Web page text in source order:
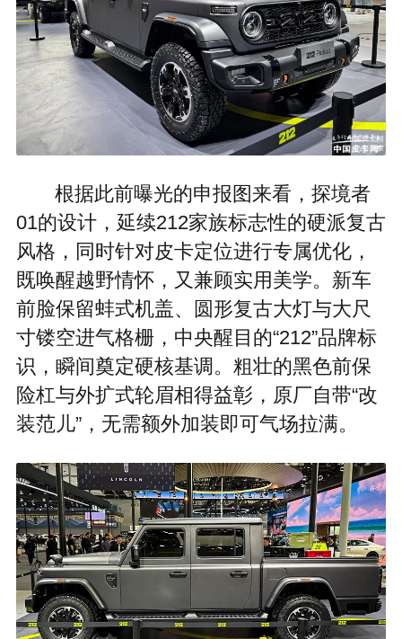
根据此前曝光的申报图来看，探境者
01的设计，延续212家族标志性的硬派复古
风格，同时针对皮卡定位进行专属优化，
既唤醒越野情怀，又兼顾实用美学。新车
前脸保留蚌式机盖、圆形复古大灯与大尺
寸镂空进气格栅，中央醒目的“212”品牌标
识，瞬间奠定硬核基调。粗壮的黑色前保
险杠与外扩式轮眉相得益彰，原厂自带“改
装范儿”，无需额外加装即可气场拉满。